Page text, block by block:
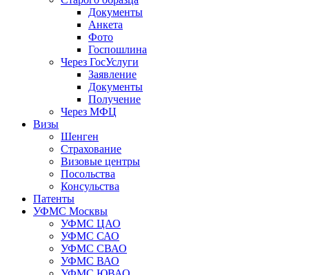
Документы
Анкета
Фото
Госпошлина
Через ГосУслуги
Заявление
Документы
Получение
Через МФЦ
Визы
Шенген
Страхование
Визовые центры
Посольства
Консульства
Патенты
УФМС Москвы
УФМС ЦАО
УФМС САО
УФМС СВАО
УФМС ВАО